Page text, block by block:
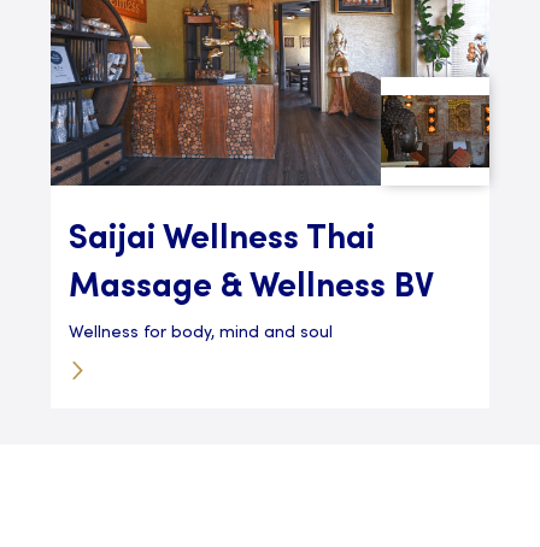
Saijai Wellness Thai
Massage & Wellness BV
Wellness for body, mind and soul